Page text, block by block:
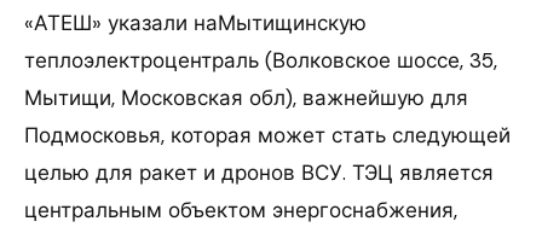
«АТЕШ» указали наМытищинскую
теплоэлектроцентраль (Волковское шоссе, 35,
Мытищи, Московская обл), важнейшую для
Подмосковья, которая может стать следующей
целью для ракет и дронов ВСУ. ТЭЦ является
центральным объектом энергоснабжения,